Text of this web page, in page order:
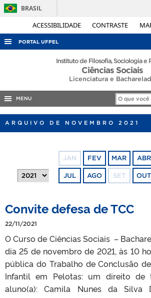
ACESSIBILIDADE CONTRASTE
BRASIL
Acesso
PORTAL UFPEL
ACESSO À INFORMAÇÃO
PORTARIAS
Instituto de Filosofia, Sociologia e
Ciências Sociais
Licenciatura e
MENU
ARQUIVO DE NOVEMBRO 2021
JAN FEV MAR ABR
JUL AGO SET OUT
Convite defesa de TCC
22/11/2021
O Curso de Ciências Sociais –
dia 25 de novembro de 2021, às 10
pública do Trabalho de Conclusão
Infantil em Pelotas: um direito de
aluno(a): Camila Nunes da